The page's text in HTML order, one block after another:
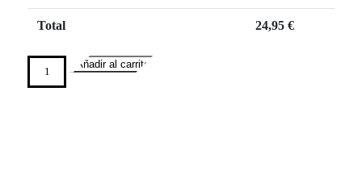
Total 24,95 €
Añadir al carrito